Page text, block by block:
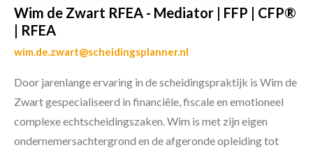
Wim de Zwart RFEA - Mediator | FFP | CFP®
| RFEA
wim.de.zwart@scheidingsplanner.nl
Door jarenlange ervaring in de scheidingspraktijk is Wim de
Zwart gespecialiseerd in financiële, fiscale en emotioneel
complexe echtscheidingszaken. Wim is met zijn eigen
ondernemersachtergrond en de afgeronde opleiding tot